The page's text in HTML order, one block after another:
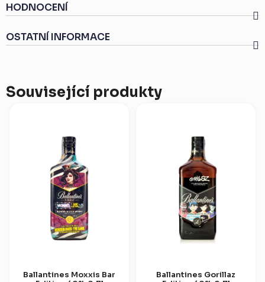
HODNOCENÍ
OSTATNÍ INFORMACE
Související produkty
Ballantines Moxxis Bar
Ballantines Gorillaz